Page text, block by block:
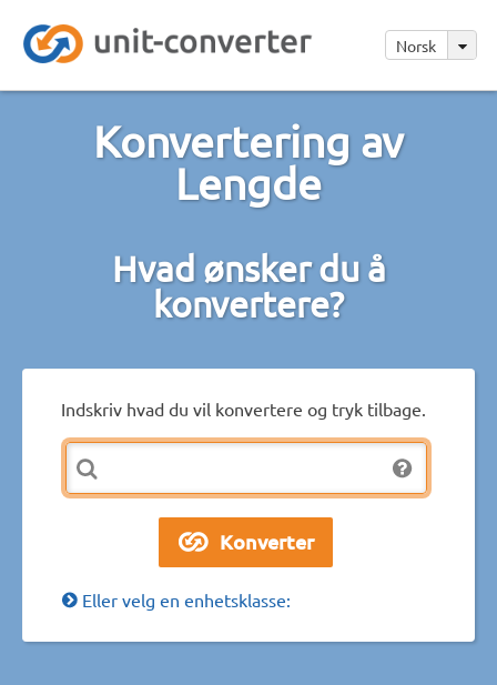
Norsk
Konvertering av
Lengde
Hvad ønsker du å
konvertere?
Indskriv hvad du vil konvertere og tryk tilbage.
Eller velg en enhetsklasse: